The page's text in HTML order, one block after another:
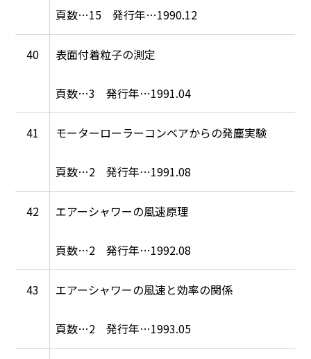
15 1990.12
40 表面付着粒子の測定
3 1991.04
41 モーターローラーコンベアからの発塵実験
2 1991.08
42 エアーシャワーの風速原理
2 1992.08
43 エアーシャワーの風速と効率の関係
2 1993.05